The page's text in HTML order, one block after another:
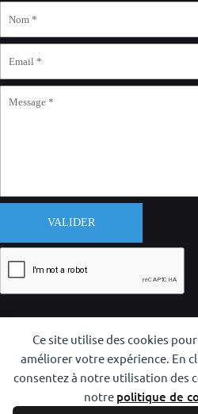
Ce site utilise des cookies
améliorer votre expérience. En
consentez à notre utilisation des
notre politique de
VALIDER
Copyright © 2026